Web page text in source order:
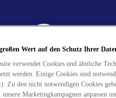
Wert auf den Schutz Ihrer
verwendet Cookies und ähnliche
werden. Einige Cookies sind
Zu den nicht notwendigen Cookies
unsere Marketingkampagnen anpassen